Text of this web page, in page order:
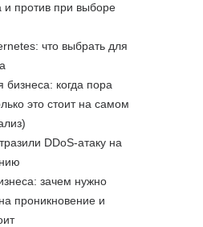
и против при выборе
что выбрать для
бизнеса: когда пора
это стоит на самом
DDoS-атаку на
зачем нужно
проникновение и